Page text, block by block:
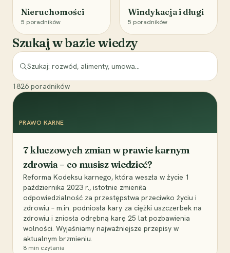
Nieruchomości
5 poradników
Windykacja i długi
5 poradników
Szukaj w bazie wiedzy
1826 poradników
PRAWO KARNE
7 kluczowych zmian w prawie karnym
zdrowia – co musisz wiedzieć?
Reforma Kodeksu karnego, która weszła w życie 1
października 2023 r., istotnie zmieniła
odpowiedzialność za przestępstwa przeciwko życiu i
zdrowiu – m.in. podniosła kary za ciężki uszczerbek na
zdrowiu i zniosła odrębną karę 25 lat pozbawienia
wolności. Wyjaśniamy najważniejsze przepisy w
aktualnym brzmieniu.
8 min czytania